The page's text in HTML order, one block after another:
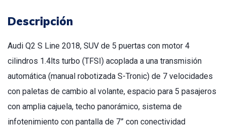
Descripción
Audi Q2 S Line 2018, SUV de 5 puertas con motor 4
cilindros 1.4lts turbo (TFSI) acoplada a una transmisión
automática (manual robotizada S-Tronic) de 7 velocidades
con paletas de cambio al volante, espacio para 5 pasajeros
con amplia cajuela, techo panorámico, sistema de
infotenimiento con pantalla de 7” con conectividad